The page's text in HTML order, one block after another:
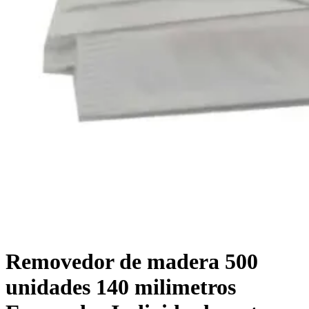
Removedor de madera 500
unidades 140 milimetros